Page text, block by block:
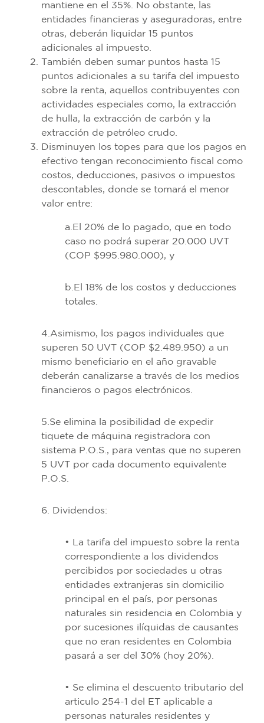
mantiene en el 35%. No obstante, las
entidades financieras y aseguradoras, entre
otras, deberán liquidar 15 puntos
adicionales al impuesto.
También deben sumar puntos hasta 15
puntos adicionales a su tarifa del impuesto
sobre la renta, aquellos contribuyentes con
actividades especiales como, la extracción
de hulla, la extracción de carbón y la
extracción de petróleo crudo.
Disminuyen los topes para que los pagos en
efectivo tengan reconocimiento fiscal como
costos, deducciones, pasivos o impuestos
descontables, donde se tomará el menor
valor entre:
a.El 20% de lo pagado, que en todo
caso no podrá superar 20.000 UVT
(COP $995.980.000), y
b.El 18% de los costos y deducciones
totales.
4.Asimismo, los pagos individuales que
superen 50 UVT (COP $2.489.950) a un
mismo beneficiario en el año gravable
deberán canalizarse a través de los medios
financieros o pagos electrónicos.
5.Se elimina la posibilidad de expedir
tiquete de máquina registradora con
sistema P.O.S., para ventas que no superen
5 UVT por cada documento equivalente
P.O.S.
6. Dividendos:
• La tarifa del impuesto sobre la renta
correspondiente a los dividendos
percibidos por sociedades u otras
entidades extranjeras sin domicilio
principal en el país, por personas
naturales sin residencia en Colombia y
por sucesiones ilíquidas de causantes
que no eran residentes en Colombia
pasará a ser del 30% (hoy 20%).
• Se elimina el descuento tributario del
articulo 254-1 del ET aplicable a
personas naturales residentes y